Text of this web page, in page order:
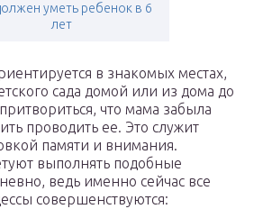
уметь ребенок в 6
лет
в знакомых местах,
сада домой или из дома до
что мама забыла
проводить ее. Это служит
памяти и внимания.
выполнять подобные
ведь именно сейчас все
совершенствуются: